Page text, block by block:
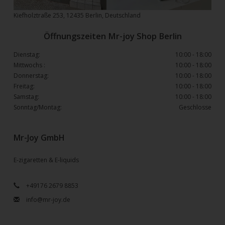
Mr-Joy GmbH
E-zigaretten & E-liquids
+49176 2679 8853
info@mr-joy.de
Kiefholztraße 253, 12435 Berlin, Deutschland
Öffnungszeiten Mr-joy Shop Berlin
Dienstag:
10:00 - 18:00
Mittwochs :
10:00 - 18:00
Donnerstag:
10:00 - 18:00
Freitag:
10:00 - 18:00
Samstag:
10:00 - 18:00
Sonntag/Montag:
Geschlosse